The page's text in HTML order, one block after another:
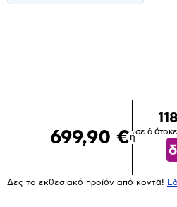
699,90 €ή
σε 6
Δες το εκθεσιακό προϊόν από κοντά!